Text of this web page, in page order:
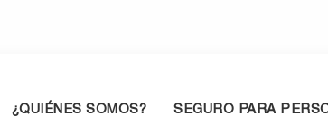
¿QUIÉNES SOMOS? SEGURO PARA